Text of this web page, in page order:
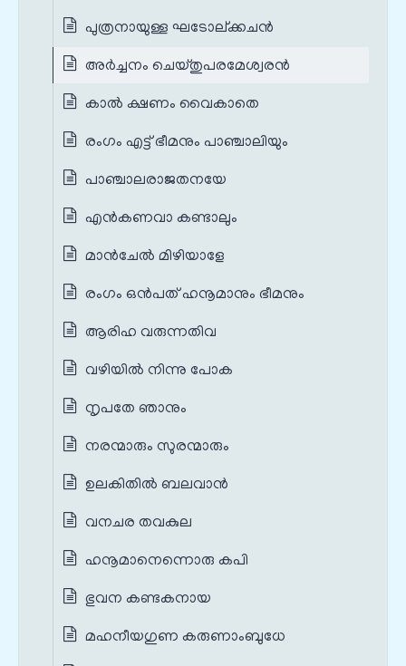
പുത്രനായുള്ള ഘടോല്ക്കചന്‍
അർച്ചനം ചെയ്തുപരമേശ്വരൻ
കാൽ ക്ഷണം വൈകാതെ
രംഗം എട്ട് ഭീമനും പാഞ്ചാലിയും
പാഞ്ചാലരാജതനയേ
എൻ‌കണവാ കണ്ടാലും
മാൻ‌ചേൽ മിഴിയാളേ
രംഗം ഒൻപത് ഹനൂമാനും ഭീമനും
ആരിഹ വരുന്നതിവ
വഴിയിൽ നിന്നു പോക
നൃപതേ ഞാനും
നരന്മാരും സുരന്മാരും
ഉലകിതിൽ ബലവാൻ
വനചര തവകുല
ഹനൂമാനെന്നൊരു കപി
ഭുവന കണ്ടകനായ
മഹനീയഗുണ കരുണാംബുധേ